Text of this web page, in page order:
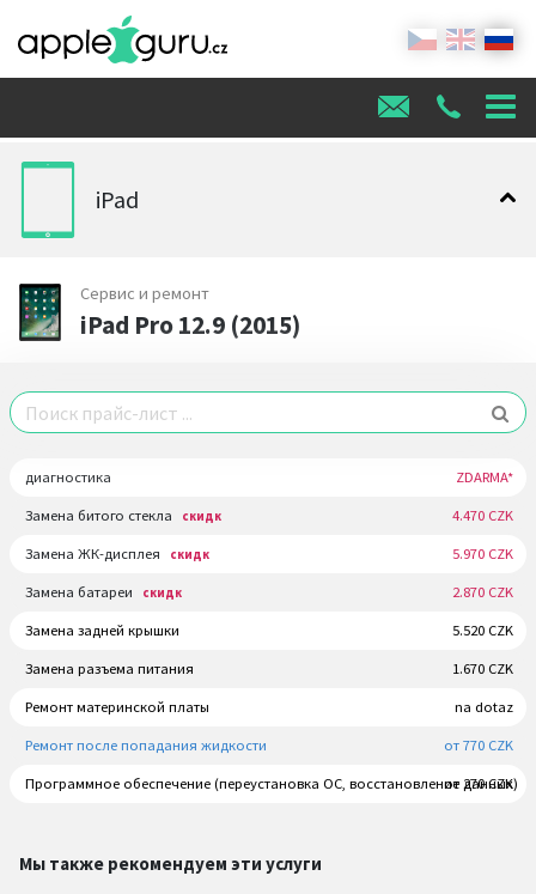
iPad
Сервис и ремонт
iPad Pro 12.9 (2015)
диагностика ZDARMA*
Замена битого стекла скидк 4.470 CZK
Замена ЖК-дисплея скидк 5.970 CZK
Замена батареи скидк 2.870 CZK
Замена задней крышки 5.520 CZK
Замена разъема питания 1.670 CZK
Ремонт материнской платы na dotaz
Ремонт после попадания жидкости от 770 CZK
Программное обеспечение (переустановка ОС, восстановление данных)
от 270 CZK
Мы также рекомендуем эти услуги